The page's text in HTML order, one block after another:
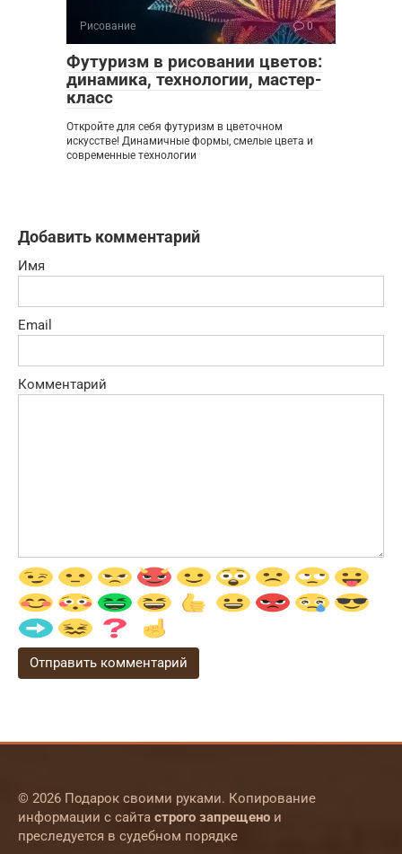
Рисование 0
Футуризм в рисовании цветов:
динамика, технологии, мастер-
класс
Откройте для себя футуризм в цветочном
искусстве! Динамичные формы, смелые цвета и
современные технологии
Добавить комментарий
Имя
Email
Комментарий
© 2026 Подарок своими руками. Копирование
информации с сайта строго запрещено и
преследуется в судебном порядке